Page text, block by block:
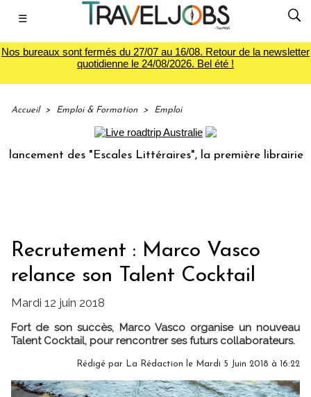
☰
Nos bureaux sont fermés du 27/07 au 16/08. Retour de la newsletter
quotidienne le 24/08/2026. Bel été !
Accueil > Emploi & Formation > Emploi
des "Escales Littéraires", la première librairie du
Recrutement : Marco Vasco
relance son Talent Cocktail
Mardi 12 juin 2018
Fort de son succès, Marco Vasco organise un nouveau
Talent Cocktail, pour rencontrer ses futurs collaborateurs.
Rédigé par La Rédaction le Mardi 5 Juin 2018 à 16:22